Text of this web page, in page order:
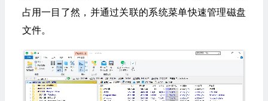
占用一目了然，并通过关联的系统菜单快速管理磁盘
文件。